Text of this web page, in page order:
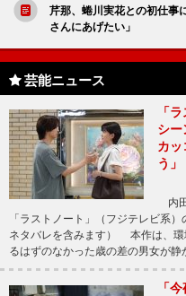
芹那、蜷川実花との初仕
さんにあげたい」
芸能ニュース
「
シー
カッ
う」
内
「ラストノート」（フジテレビ系
ネタバレを含みます） 本作は、環
るはずのなかった歳の差の男女が
「